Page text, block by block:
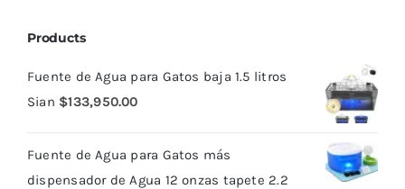
Products
Fuente de Agua para Gatos baja 1.5 litros
Sian $133,950.00
Fuente de Agua para Gatos más
dispensador de Agua 12 onzas tapete 2.2